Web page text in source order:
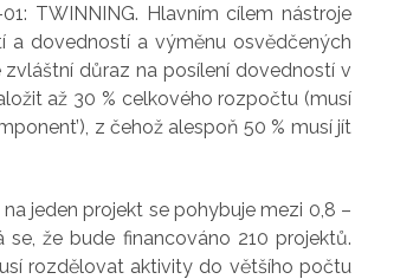
TWINNING. Hlavním cílem nástroje
a dovedností a výměnu osvědčených
důraz na posílení dovedností v
až 30 % celkového rozpočtu (musí
z čehož alespoň 50 % musí jít
jeden projekt se pohybuje mezi 0,8 –
že bude financováno 210 projektů.
rozdělovat aktivity do většího počtu